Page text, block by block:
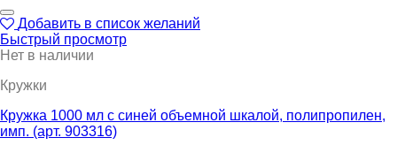
Добавить в список желаний
Быстрый просмотр
Нет в наличии
Кружки
Кружка 1000 мл с синей объемной шкалой, полипропилен,
имп. (арт. 903316)